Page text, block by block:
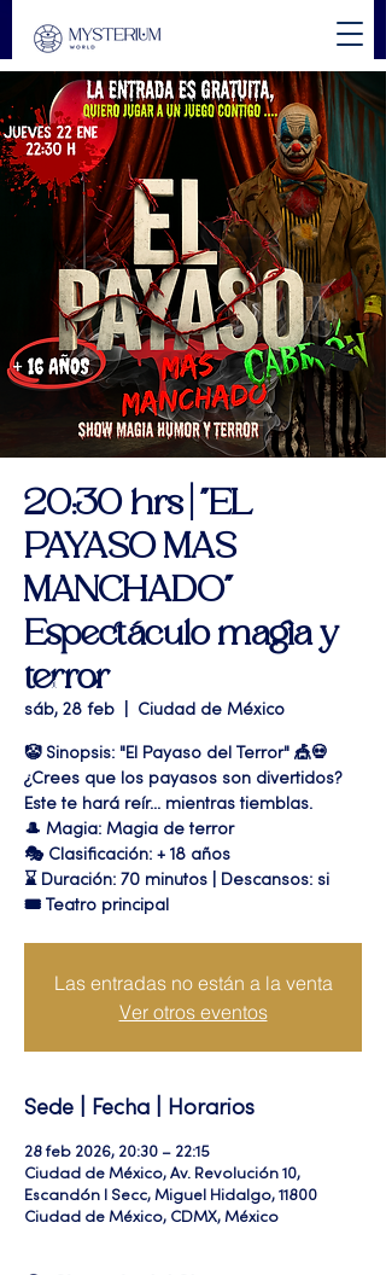
20:30 hrs | "EL
PAYASO MAS
MANCHADO"
Espectáculo magia y
terror
sáb, 28 feb Ciudad de México
🤡 Sinopsis: "El Payaso del Terror" 🎪💀
¿Crees que los payasos son divertidos?
Este te hará reír... mientras tiemblas.
🎩 Magia: Magia de terror
🎭 Clasificación: + 18 años
⌛ Duración: 70 minutos | Descansos: si
🎟 Teatro principal
Las entradas no están a la venta
Ver otros eventos
Sede | Fecha | Horarios
28 feb 2026, 20:30 – 22:15
Ciudad de México, Av. Revolución 10,
Escandón I Secc, Miguel Hidalgo, 11800
Ciudad de México, CDMX, México